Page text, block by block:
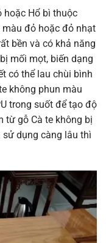
hoặc Hổ bì thuộc
màu đỏ hoặc đỏ nhạt
bền và có khả năng
mối mọt, biến dạng
có thể lau chùi bình
không phun màu
trong suốt để tạo độ
từ gỗ Cà te không bị
dụng càng lâu thì